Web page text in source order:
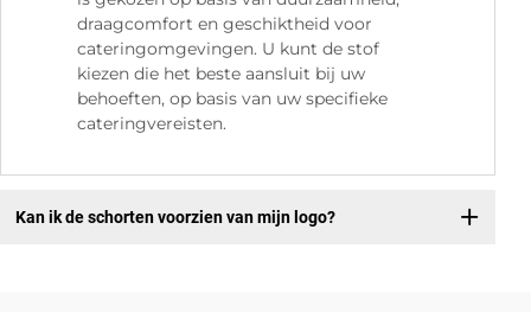
draagcomfort en geschiktheid voor
cateringomgevingen. U kunt de stof
kiezen die het beste aansluit bij uw
behoeften, op basis van uw specifieke
cateringvereisten.
Kan ik de schorten voorzien van mijn logo?